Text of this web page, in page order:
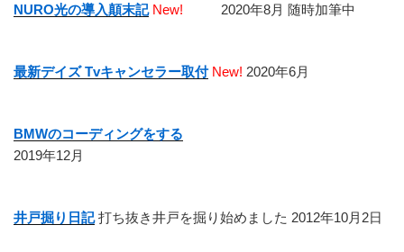
NURO光の導入顛末記 New! 2020年8月 随時加筆中
最新デイズ Tvキャンセラー取付New! 2020年6月
BMWのコーディングをする
2019年12月
井戸掘り日記 打ち抜き井戸を掘り始めました 2012年10月2日